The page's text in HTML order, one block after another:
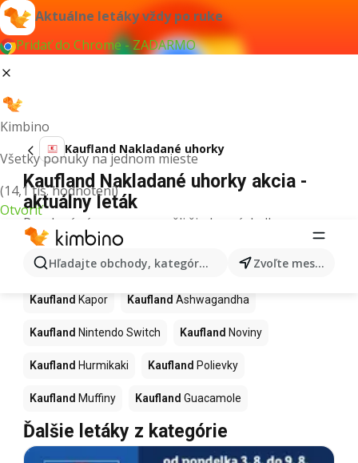
Aktuálne letáky vždy po ruke
Pridať do Chrome - ZADARMO
Kimbino
Všetky ponuky na jednom mieste
(14,1 tis. hodnotení)
Otvoriť
Hľadajte obchody, kategórie, produkty... Zvoľte mesto
Kaufland Nakladané uhorky
Kaufland Nakladané uhorky akcia -
aktuálny leták
Pre daný výraz sme nenašli žiadne výsledky.
Ďalšie produkty v obchodoch
Kaufland
Kaufland Kapor Kaufland Ashwagandha
Kaufland Nintendo Switch Kaufland Noviny
Kaufland Hurmikaki Kaufland Polievky
Kaufland Muffiny Kaufland Guacamole
Ďalšie letáky z kategórie